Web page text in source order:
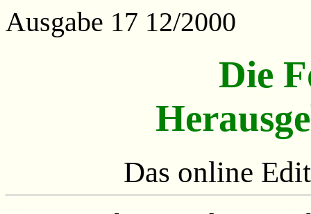
Ausgabe 17 12/2000
Die
Das online